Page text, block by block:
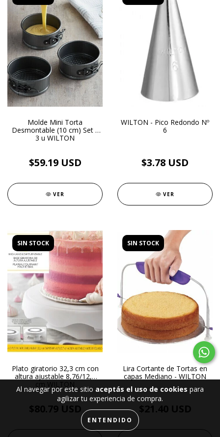
Al navegar por este sitio aceptás el uso de cookies para
agilizar tu experiencia de compra.
ENTENDIDO
Molde Mini Torta
Desmontable (10 cm) Set x
3 u WILTON
$59.19 USD
VER
WILTON - Pico Redondo Nº
6
$3.78 USD
VER
SIN STOCK
Plato giratorio 32,3 cm con
altura ajustable 8,76/12,7
cm WILTON
$80.79 USD
SIN STOCK
Lira Cortante de Tortas en
capas Mediano - WILTON
$21.40 USD